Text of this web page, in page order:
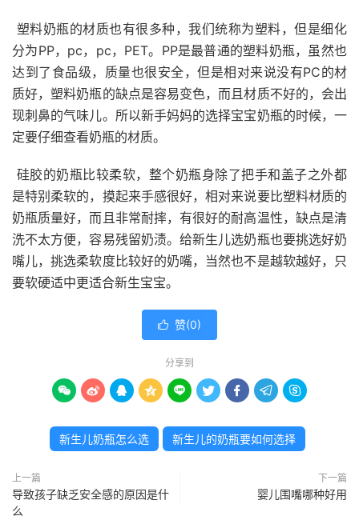
塑料奶瓶的材质也有很多种，我们统称为塑料，但是细化
分为PP，pc，pc，PET。PP是最普通的塑料奶瓶，虽然也
达到了食品级，质量也很安全，但是相对来说没有PC的材
质好，塑料奶瓶的缺点是容易变色，而且材质不好的，会出
现刺鼻的气味儿。所以新手妈妈的选择宝宝奶瓶的时候，一
定要仔细查看奶瓶的材质。
硅胶的奶瓶比较柔软，整个奶瓶身除了把手和盖子之外都
是特别柔软的，摸起来手感很好，相对来说要比塑料材质的
奶瓶质量好，而且非常耐摔，有很好的耐高温性，缺点是清
洗不太方便，容易残留奶渍。给新生儿选奶瓶也要挑选好奶
嘴儿，挑选柔软度比较好的奶嘴，当然也不是越软越好，只
要软硬适中更适合新生宝宝。
 赞(0)
分享到
        
新生儿奶瓶怎么选 新生儿的奶瓶要如何选择
上一篇
导致孩子缺乏安全感的原因是什
么
下一篇
婴儿围嘴哪种好用